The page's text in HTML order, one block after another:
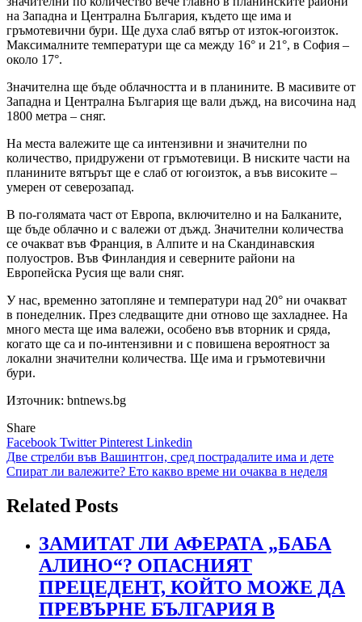
на Западна и Централна България, където ще има и
гръмотевични бури. Ще духа слаб вятър от изток-югоизток.
Максималните температури ще са между 16° и 21°, в София –
около 17°.
Значителна ще бъде облачността и в планините. В масивите от
Западна и Централна България ще вали дъжд, на височина над
1800 метра – сняг.
На места валежите ще са интензивни и значителни по
количество, придружени от гръмотевици. В ниските части на
планините вятърът ще е слаб от югоизток, а във високите –
умерен от северозапад.
В по-голямата част от Европа, включително и на Балканите,
ще бъде облачно и с валежи от дъжд. Значителни количества
се очакват във Франция, в Алпите и на Скандинавския
полуостров. Във Финландия и северните райони на
Европейска Русия ще вали сняг.
У нас, временно затопляне и температури над 20° ни очакват
в понеделник. През следващите дни отново ще захладнее. На
много места ще има валежи, особено във вторник и сряда,
когато ще са и по-интензивни и с повишена вероятност за
локални значителни количества. Ще има и гръмотевични
бури.
Източник: bntnews.bg
Share
Facebook TwitterPinterest Linkedin
Навигация
Две стрелби във Вашинтгон, сред пострадалите има и дете
Спират ли валежите? Ето какво време ни очаква в неделя
Related Posts
ЗАМИТАТ ЛИ АФЕРАТА „БАБА
АЛИНО“? ОПАСНИЯТ
ПРЕЦЕДЕНТ, КОЙТО МОЖЕ ДА
ПРЕВЪРНЕ БЪЛГАРИЯ В